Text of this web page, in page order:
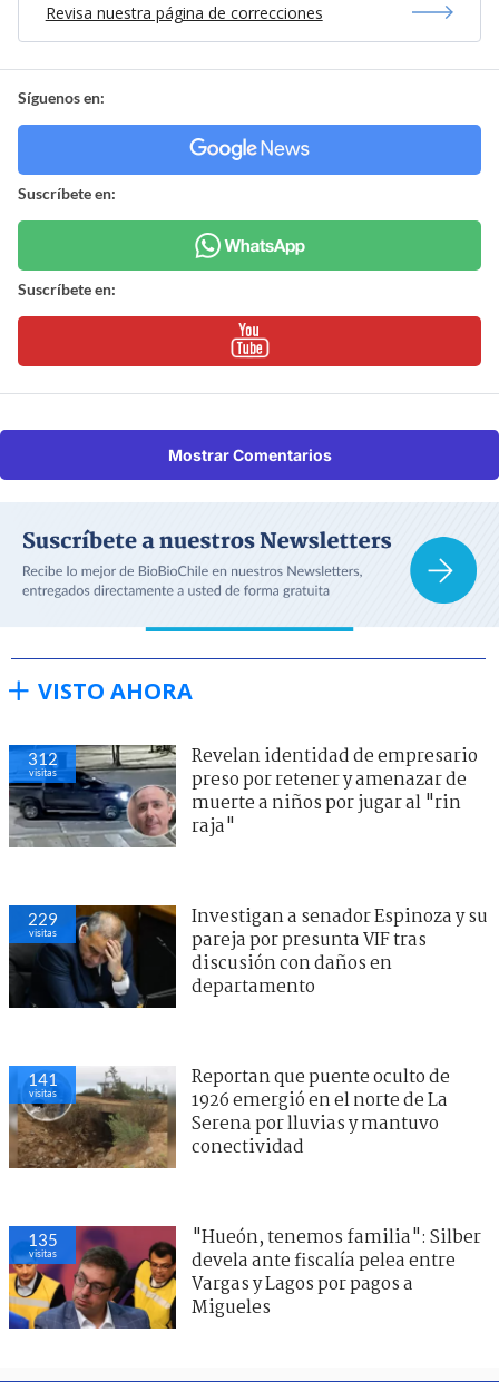
Revisa nuestra página de correcciones
Síguenos en:
Suscríbete en:
Suscríbete en:
Mostrar Comentarios
VISTO AHORA
312
visitas
Revelan identidad de empresario
preso por retener y amenazar de
muerte a niños por jugar al "rin
raja"
229
visitas
Investigan a senador Espinoza y su
pareja por presunta VIF tras
discusión con daños en
departamento
141
visitas
Reportan que puente oculto de
1926 emergió en el norte de La
Serena por lluvias y mantuvo
conectividad
135
visitas
"Hueón, tenemos familia": Silber
devela ante fiscalía pelea entre
Vargas y Lagos por pagos a
Migueles